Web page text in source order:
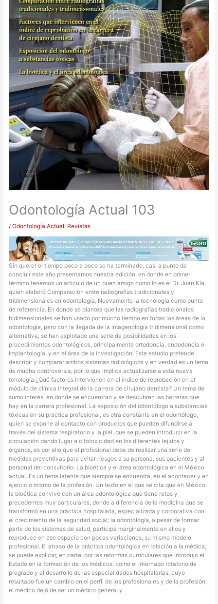
Odontología Actual 103
/Odontología Actual, Revistas
Sin querer el tiempo poco a poco se ha terminado, casi a punto de
concluir este año presentamos nuestra edición, en donde en primer
término tenemos un articulo de un buen amigo como lo es el Dr. Juan Kía,
quien elaboró Comparación entre radiografías tradicionales y
tridimensionales en odontología. Nuevamente la tecnología como punto
de referencia. En donde se plantea que las radiografías tradicionales
bidimensionales se han usado por mucho tiempo en todas las áreas de la
odontología, pero con la llegada de la imagenología tridimensional como
alternativa, se han explotado una serie de posibilidades en los
procedimientos odontológicos, principalmente ortodoncia, endodoncia e
Implantología, y en el área de la investigación. Este estudio pretende
describir y comparar ambos sistemas radiológicos y en verdad es un tema
de mucha controversia, por lo que implica actualizarse a esta nueva
tenología.¿Qué factores intervienen en el índice de reprobación en el
módulo de clínica integral de la carrera de cirujano dentista? Un tema de
sumo interés, en donde se encuentran y se descubren las barreras que
hay en la carrera profesional. La exposición del odontólogo a substancias
tóxicas en su práctica profesional, es otra constante en el odontólogo,
quien se expone al contacto con productos que pueden difundirse a
través del sistema respiratorio y la piel, que se pueden introducir en la
circulación dando lugar a citotoxicidad en los diferentes tejidos y
órganos, es por ello que el profesional debe de realizar una serie de
medidas preventivas para evitar riesgos a su persona, sus pacientes y al
personal del consultorio. La bioética y el área odontológica en el México
actual. Es un tema latente que siempre se encuentra, en el acontecer y en
ejercicio mismo de la profesión. Un texto en el que se cita que en México,
la bioética convive con un área odontológica que tiene retos y
precedentes muy particulares, donde a diferencia de la medicina que se
transformó en una práctica hospitalaria, especializada y corporativa con
el crecimiento de la seguridad social; la odontología, a pesar de formar
parte de los sistemas de salud, participa marginalmente en ellos y
reproduce en ese espacio con pocas variaciones, su mismo modelo
profesional. El atraso de la práctica odontológica en relación a la médica,
se puede explicar, en parte, por las reformas curriculares que introdujo el
Estado en la formación de los médicos, como el internado rotatorio de
pregrado y el desarrollo de las especialidades hospitalarias, cuyo
resultado fue un cambio en el perfil de los profesionales y de la profesión;
el médico dejó de ser un médico general y